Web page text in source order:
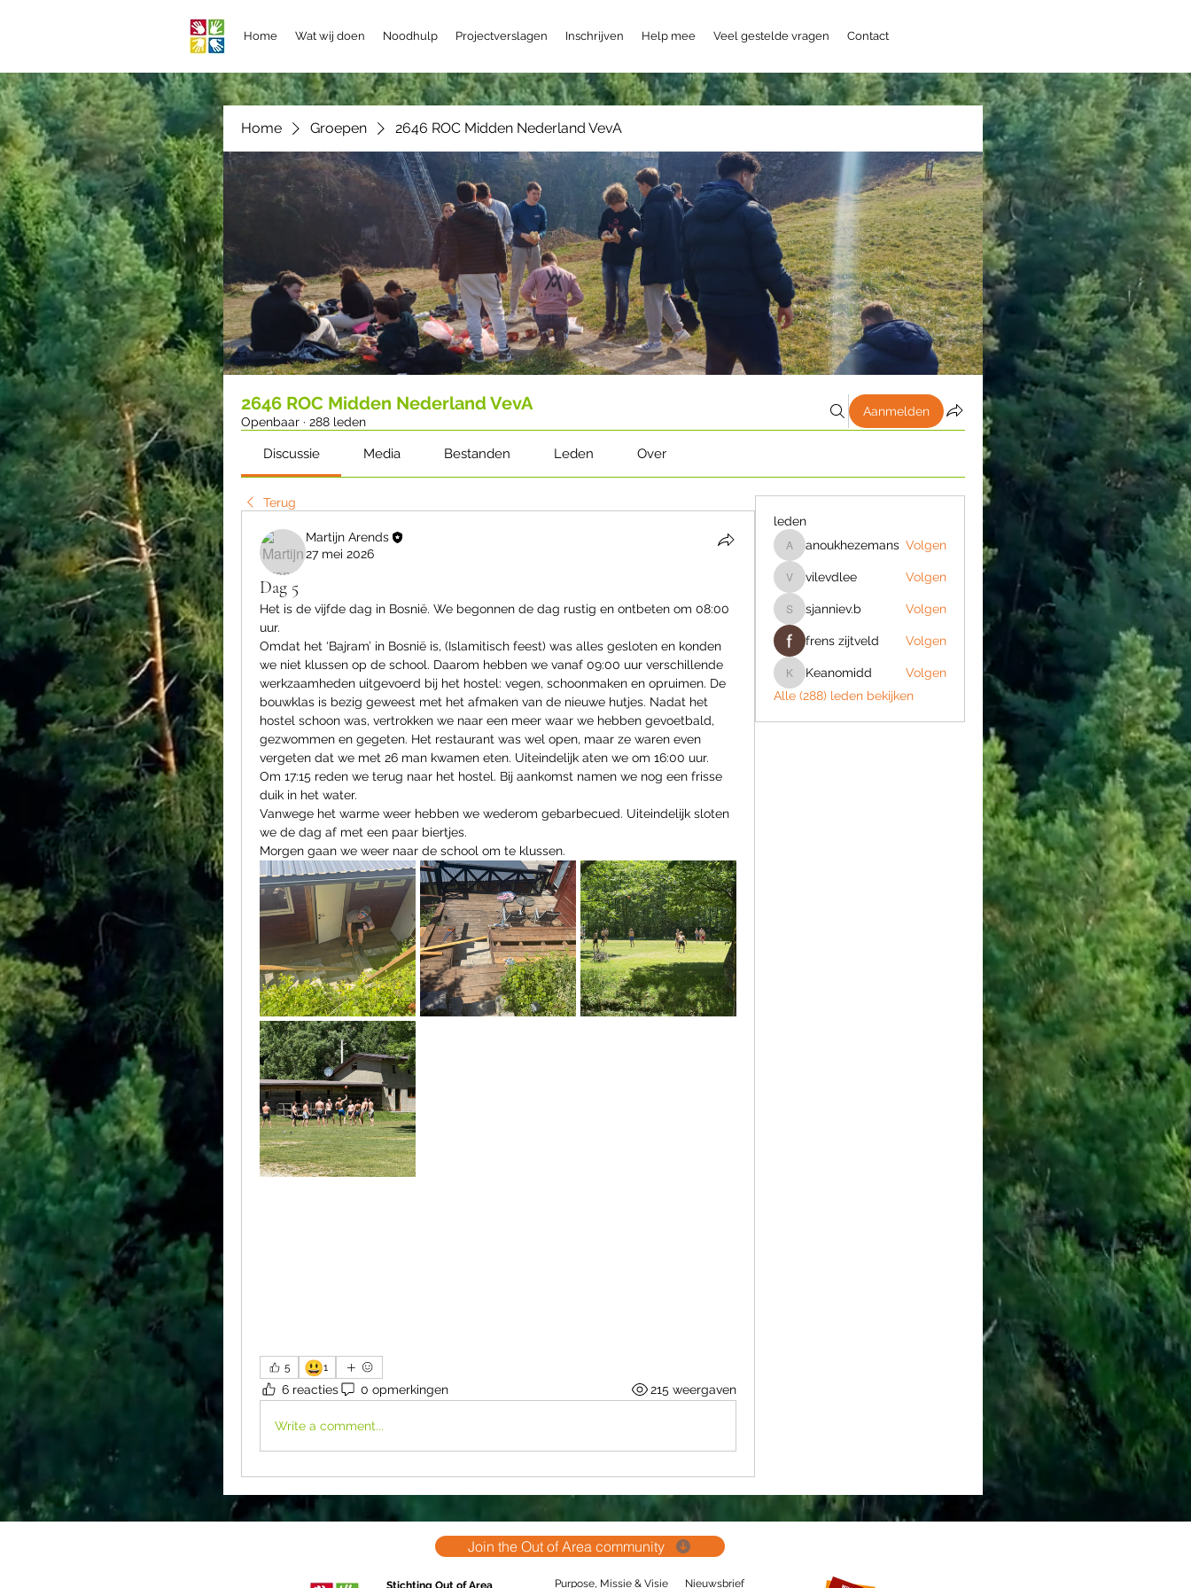
Home Wat wij doen Noodhulp Projectverslagen Inschrijven Help mee Veel gestelde vragen Contact
Home Groepen 2646 ROC Midden Nederland VevA
2646 ROC Midden Nederland VevA
Openbaar · 288 leden
Aanmelden
Discussie Media Bestanden Leden Over
Terug
Martijn Arends
27 mei 2026
Dag 5
Het is de vijfde dag in Bosnië. We begonnen de dag rustig en ontbeten om 08:00
uur.
Omdat het ‘Bajram’ in Bosnië is, (Islamitisch feest) was alles gesloten en konden
we niet klussen op de school. Daarom hebben we vanaf 09:00 uur verschillende
werkzaamheden uitgevoerd bij het hostel: vegen, schoonmaken en opruimen. De
bouwklas is bezig geweest met het afmaken van de nieuwe hutjes. Nadat het
hostel schoon was, vertrokken we naar een meer waar we hebben gevoetbald,
gezwommen en gegeten. Het restaurant was wel open, maar ze waren even
vergeten dat we met 26 man kwamen eten. Uiteindelijk aten we om 16:00 uur.
Om 17:15 reden we terug naar het hostel. Bij aankomst namen we nog een frisse
duik in het water.
Vanwege het warme weer hebben we wederom gebarbecued. Uiteindelijk sloten
we de dag af met een paar biertjes.
Morgen gaan we weer naar de school om te klussen.
5 😃1
6 reacties 0 opmerkingen 215 weergaven
Write a comment...
leden
anoukhezemans
anoukhezemans Volgen
vilevdlee
vilevdlee Volgen
sjanniev.b
sjanniev.b Volgen
frens zijtveld Volgen
Keanomidd
Keanomidd
Volgen
Alle (288) leden bekijken
Join the Out of Area community
Stichting Out of Area Purpose, Missie & Visie Nieuwsbrief